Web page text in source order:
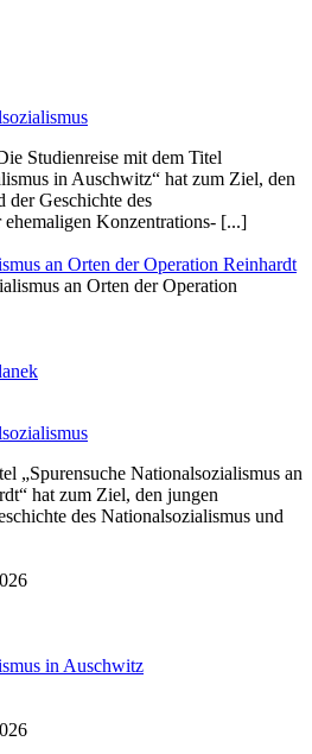
Studienreise mit dem Titel
in Auschwitz“ hat zum Ziel, den
der Geschichte des
Konzentrations- [...]
an Orten der Operation Reinhardt
„Spurensuche Nationalsozialismus an
hat zum Ziel, den jungen
des Nationalsozialismus und
in Auschwitz